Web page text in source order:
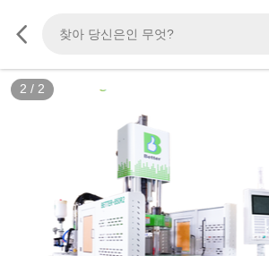
2 / 2